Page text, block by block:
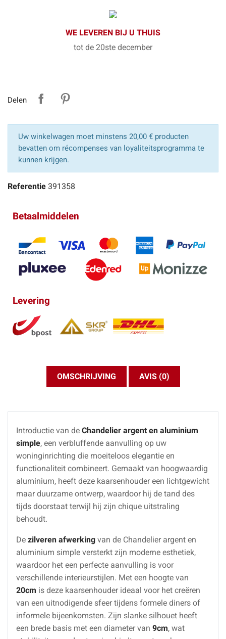
WE LEVEREN BIJ U THUIS
tot de 20ste december
Delen
Uw winkelwagen moet minstens 20,00 € producten
bevatten om récompenses van loyaliteitsprogramma te
kunnen krijgen.
Referentie 391358
Betaalmiddelen
Levering
OMSCHRIJVING AVIS (0)
Introductie van de Chandelier argent en aluminium
simple, een verbluffende aanvulling op uw
woninginrichting die moeiteloos elegantie en
functionaliteit combineert. Gemaakt van hoogwaardig
aluminium, heeft deze kaarsenhouder een lichtgewicht
maar duurzame ontwerp, waardoor hij de tand des
tijds doorstaat terwijl hij zijn chique uitstraling
behoudt.
De zilveren afwerking van de Chandelier argent en
aluminium simple versterkt zijn moderne esthetiek,
waardoor het een perfecte aanvulling is voor
verschillende interieurstijlen. Met een hoogte van
20cm is deze kaarsenhouder ideaal voor het creëren
van een uitnodigende sfeer tijdens formele diners of
informele bijeenkomsten. Zijn slanke silhouet heeft
een brede basis met een diameter van 9cm, wat